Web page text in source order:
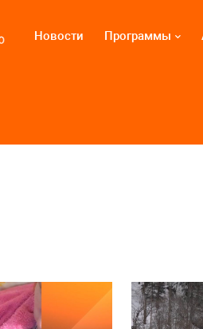
Новости Программы